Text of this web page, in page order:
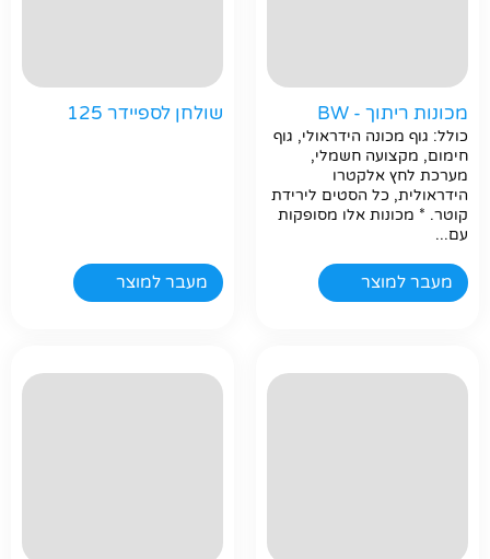
מכונות ריתוך - BW
כולל: גוף מכונה הידראולי, גוף
חימום, מקצועה חשמלי,
מערכת לחץ אלקטרו
הידראולית, כל הסטים לירידת
קוטר. * מכונות אלו מסופקות
עם...
מעבר למוצר
שולחן לספיידר 125
מעבר למוצר